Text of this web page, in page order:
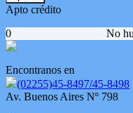
Apto crédito
No
0
Encontranos en
(02255)45-8497/45-8498
Av. Buenos Aires Nº 798